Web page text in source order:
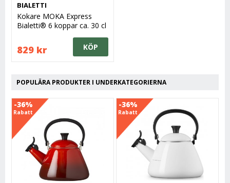
BIALETTI
Kokare MOKA Express
Bialetti® 6 koppar ca. 30 cl
829 kr KÖP
POPULÄRA PRODUKTER I UNDERKATEGORIERNA
-36%
Rabatt
-36%
Rabatt